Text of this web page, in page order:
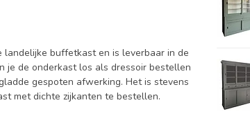
buffetkast en is leverbaar in de
je de onderkast los als dressoir bestellen
gespoten afwerking. Het is stevens
met dichte zijkanten te bestellen.